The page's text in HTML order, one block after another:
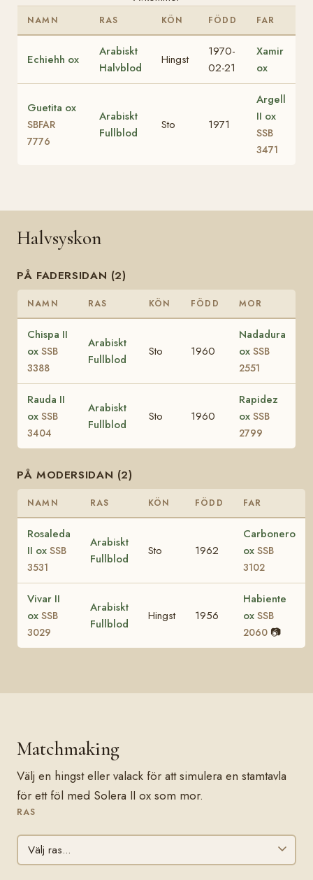
NAMN RAS KÖN FÖDD FAR
Echiehh ox
Arabiskt
Halvblod
Hingst
1970-
02-21
Xamir
ox
Guetita ox
SBFAR
7776
Arabiskt
Fullblod
Sto 1971
Argell
II ox
SSB
3471
Halvsyskon
PÅ FADERSIDAN (2)
NAMN RAS KÖN FÖDD MOR
Chispa II
ox SSB
3388
Arabiskt
Fullblod
Sto 1960
Nadadura
ox SSB
2551
Rauda II
ox SSB
3404
Arabiskt
Fullblod
Sto 1960
Rapidez
ox SSB
2799
PÅ MODERSIDAN (2)
NAMN RAS KÖN FÖDD FAR
Rosaleda
II ox SSB
3531
Arabiskt
Fullblod
Sto 1962
Carbonero
ox SSB
3102
Vivar II
ox SSB
3029
Arabiskt
Fullblod
Hingst 1956
Habiente
ox SSB
2060 📷
Matchmaking
Välj en hingst eller valack för att simulera en stamtavla
för ett föl med Solera II ox som mor.
RAS